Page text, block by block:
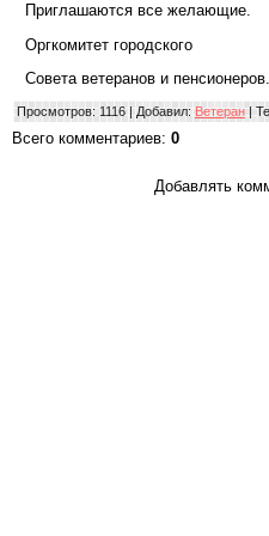
Приглашаются все желающие.
Оргкомитет городского
Совета ветеранов и пенсионеров.
Просмотров: 1116 | Добавил: Ветеран |
Всего комментариев: 0
Добавлять